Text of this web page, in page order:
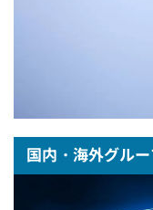
国内・海外グル